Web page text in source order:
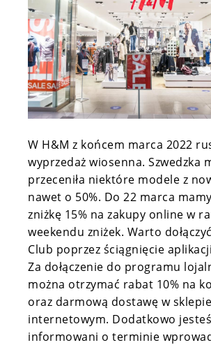
W H&M z końcem marca 2022
wyprzedaż wiosenna. Szwedzka
przeceniła niektóre modele z
nawet o 50%. Do 22 marca
zniżkę 15% na zakupy online w
weekendu zniżek. Warto
Club poprzez ściągnięcie
Za dołączenie do programu
można otrzymać rabat 10% na
oraz darmową dostawę w sklepie
internetowym. Dodatkowo
informowani o terminie